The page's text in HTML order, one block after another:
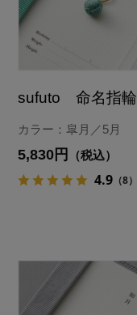
sufuto 命名指輪
カラー：皐月／5月
5,830円 （税込）
4.9 （8）